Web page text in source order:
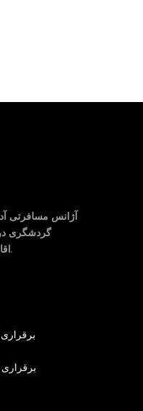
آژانس مسافرتی
گردشگری
با قیمت مناسب می‌باشد.
برقراری